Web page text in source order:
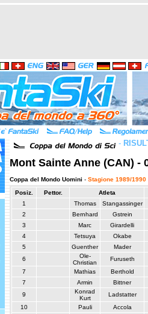
-
Mont Sainte Anne (CAN) -
Coppa del Mondo Uomini - Stagione 1989/1990
Posiz. Pettor.
Atleta
1
Thomas
Stangassinger
2
Bernhard
Gstrein
3
Marc
Girardelli
4
Tetsuya
Okabe
5
Guenther
Mader
6
Ole-
Christian
Furuseth
7
Mathias
Berthold
7
Armin
Bittner
9
Konrad
Kurt
Ladstatter
10
Pauli
Accola